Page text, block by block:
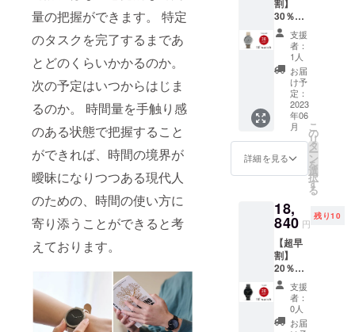
量の把握ができます。 特定
のタスクを完了するまであ
とどのくらいかかるのか。
次の予定はいつからはじま
るのか。 時間量を手触り感
のある状態で把握すること
ができれば、時間の境界が
曖昧になりつつある現代人
のための、時間の使い方に
寄り添うことができると考
えております。
ディン
グに挑
戦しよ
うと
思って
いる方
にも必
見の内
容で
す。 ※
備考欄
前や
ニック
きくだ
さい。
性もご
ざいま
す。ご
了承く
ださ
い。 ※
ご注文
状況、
使用部
材の供
給状
況、製
造工程
荷時期
が遅れ
る場合
があり
ます。
※価格に
ついて
は税込
＋送料
込の価
円(税
込・送
料込み)
の30％
割引］
・オリ
ジナル
ウォッ
BOX（
定価
2,000円
ン・仕
様は変
更にな
る可能
性もご
ざいま
す。ご
了承く
ださ
い。 ※
割】
30％OF
F！10
watch
モデル
004／先
着3名様
限定 ・
watch
のモデ
ル
004〈SI
LVER ×
black〉
［一般
販売予
定価格
23,500
円(税
込・送
料込み)
の30％
割引］
・オリ
支援
者：
1人
お届
け予
定：
2023
年06
月
詳細を見る
こ
の
リ
タ
ー
ン
を
選
択
す
る
18,
840 円
残り10
【超早
割】
20％OF
F！10
watch
モデル
001／先
支援
者：
0人
お届